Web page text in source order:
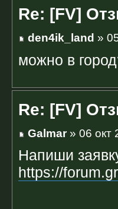
Re: [FV]
den4ik_land »
можно в
Re: [FV]
Galmar» 06 окт
Напиши
https://